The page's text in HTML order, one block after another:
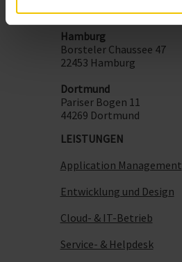
59872 Meschede
Hamburg
Borsteler Chaussee 47
22453 Hamburg
Dortmund
Pariser Bogen 11
44269 Dortmund
LEISTUNGEN
Application Management
Entwicklung und Design
Cloud- & IT-Betrieb
Service- & Helpdesk